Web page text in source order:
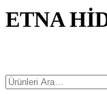
ETNA